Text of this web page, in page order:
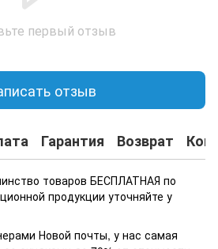
первый отзыв
отзыв
Гарантия Возврат
товаров БЕСПЛАТНАЯ по
продукции уточняйте у
Новой почты, у нас самая